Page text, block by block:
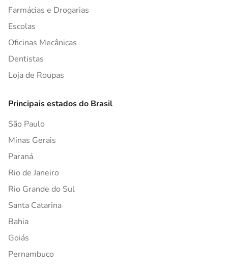
Farmácias e Drogarias
Escolas
Oficinas Mecânicas
Dentistas
Loja de Roupas
Principais estados do Brasil
São Paulo
Minas Gerais
Paraná
Rio de Janeiro
Rio Grande do Sul
Santa Catarina
Bahia
Goiás
Pernambuco